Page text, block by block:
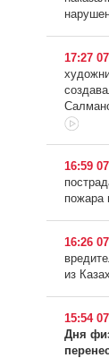
17:27
16:59
пожара
16:26
из
15:54
Дня